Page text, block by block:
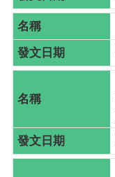
網
站
安
全
策